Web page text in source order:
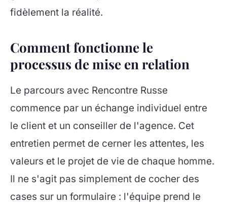
fidèlement la réalité.
Comment fonctionne le
processus de mise en relation
Le parcours avec Rencontre Russe
commence par un échange individuel entre
le client et un conseiller de l'agence. Cet
entretien permet de cerner les attentes, les
valeurs et le projet de vie de chaque homme.
Il ne s'agit pas simplement de cocher des
cases sur un formulaire : l'équipe prend le